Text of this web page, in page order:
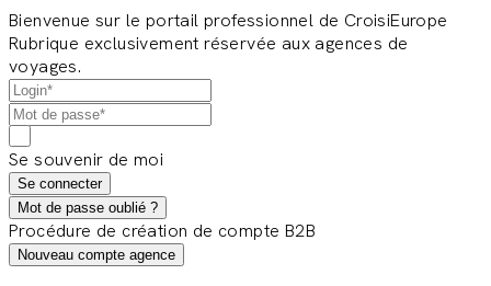
Bienvenue sur le portail professionnel de CroisiEurope
Rubrique exclusivement réservée aux agences de
voyages.
Se souvenir de moi
Se connecter
Mot de passe oublié ?
Procédure de création de compte B2B
Nouveau compte agence